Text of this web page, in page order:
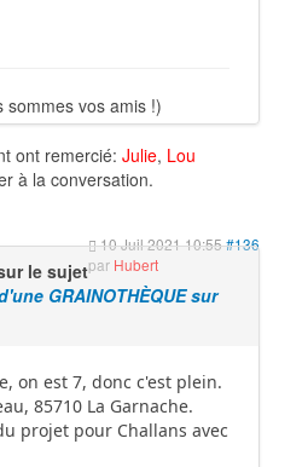
sommes vos amis !)
ont remercié: Julie, Lou
à la conversation.
10 Juil 2021 10:55#136
par Hubert
le sujet
GRAINOTHÈQUE sur
on est 7, donc c'est plein.
85710 La Garnache.
projet pour Challans avec